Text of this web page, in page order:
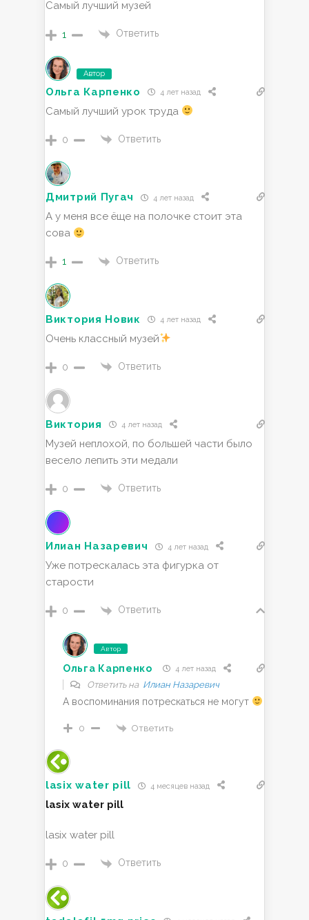
Самый лучший музей
1 Ответить
Автор
Ольга Карпенко 4 лет назад
Самый лучший урок труда
0 Ответить
Дмитрий Пугач 4 лет назад
А у меня все ёще на полочке стоит эта
сова
1 Ответить
Виктория Новик 4 лет назад
Очень классный музей
0 Ответить
Виктория 4 лет назад
Музей неплохой, по большей части было
весело лепить эти медали
0 Ответить
Илиан Назаревич 4 лет назад
Уже потрескалась эта фигурка от
старости
0 Ответить
Автор
Ольга Карпенко 4 лет назад
Ответить на Илиан Назаревич
А воспоминания потрескаться не могут
0 Ответить
lasix water pill 4 месяцев назад
lasix water pill
lasix water pill
0 Ответить